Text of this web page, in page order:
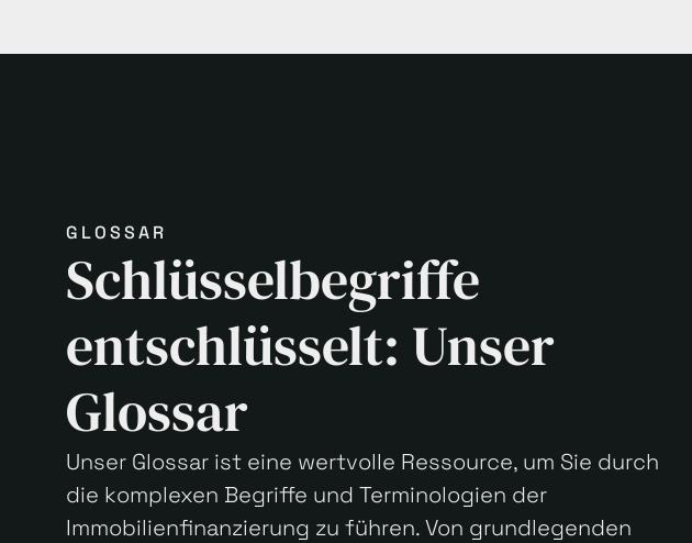
GLOSSAR
Schlüsselbegriffe
entschlüsselt: Unser
Glossar
Unser Glossar ist eine wertvolle Ressource, um Sie durch
die komplexen Begriffe und Terminologien der
Immobilienfinanzierung zu führen. Von grundlegenden